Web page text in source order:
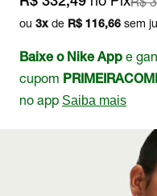
ou 3x de R$ 116,66 sem
Baixe o Nike App e
cupom
no app Saiba mais